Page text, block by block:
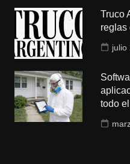
Truco
reglas
julio
todo